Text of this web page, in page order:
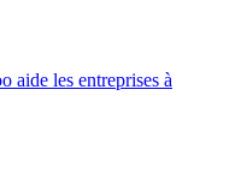
aide les entreprises à